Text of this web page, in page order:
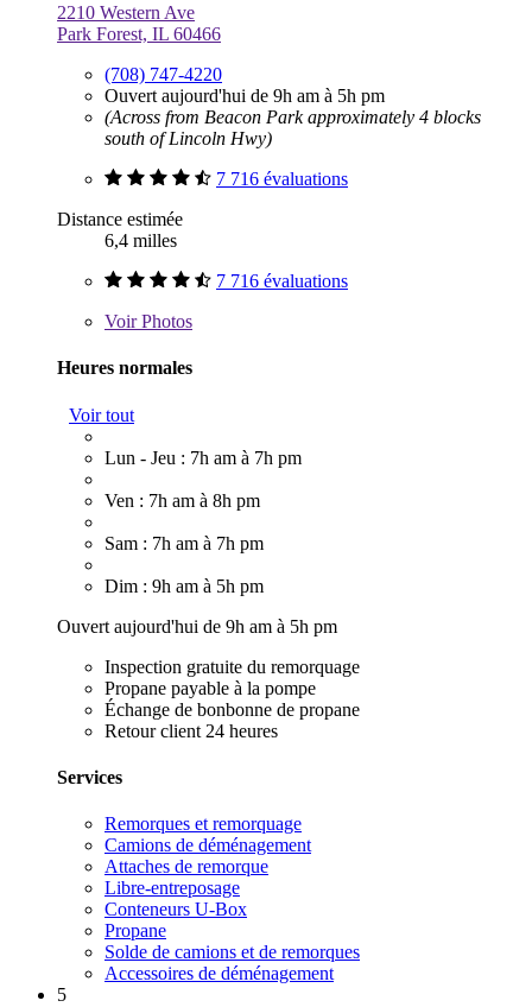
2210 Western Ave
Park Forest, IL 60466
(708) 747-4220
Ouvert aujourd'hui de 9h am à 5h pm
(Across from Beacon Park approximately 4 blocks
south of Lincoln Hwy)
7 716 évaluations
Distance estimée
6,4 milles
7 716 évaluations
VoirPhotos
Heures normales
Voir tout
Lun - Jeu : 7h am à 7h pm
Ven : 7h am à 8h pm
Sam : 7h am à 7h pm
Dim : 9h am à 5h pm
Ouvert aujourd'hui de 9h am à 5h pm
Inspection gratuite du remorquage
Propane payable à la pompe
Échange de bonbonne de propane
Retour client 24 heures
Services
Remorques et remorquage
Camions de déménagement
Attaches de remorque
Libre-entreposage
Conteneurs U-Box
Propane
Solde de camions et de remorques
Accessoires de déménagement
5